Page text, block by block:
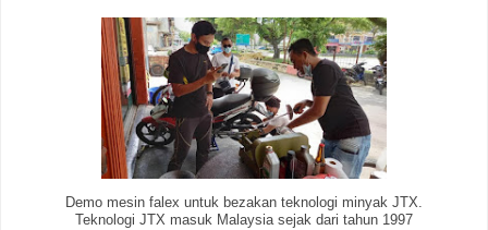
Demo mesin falex untuk bezakan teknologi minyak JTX.
Teknologi JTX masuk Malaysia sejak dari tahun 1997